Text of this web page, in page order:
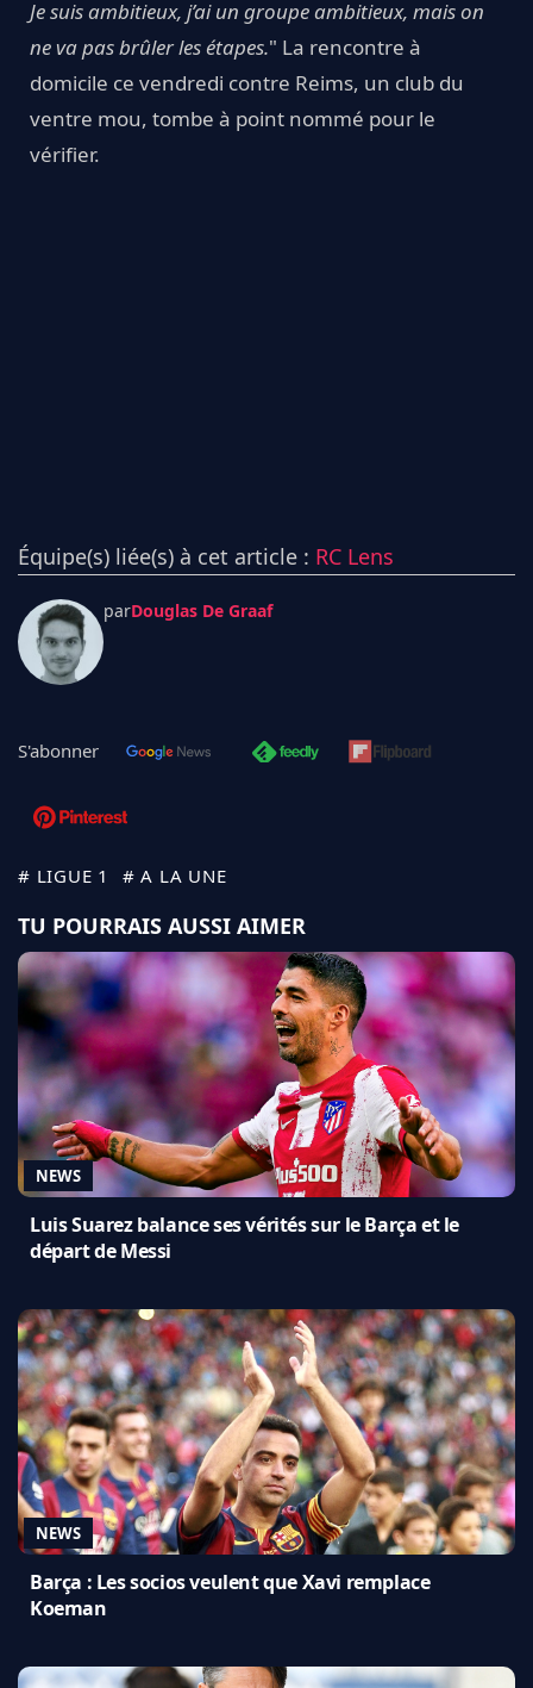
Je suis ambitieux, j’ai un groupe ambitieux, mais on
ne va pas brûler les étapes." La rencontre à
domicile ce vendredi contre Reims, un club du
ventre mou, tombe à point nommé pour le
vérifier.
Équipe(s) liée(s) à cet article : RC Lens
parDouglas De Graaf
S'abonner
# LIGUE 1 # A LA UNE
TU POURRAIS AUSSI AIMER
NEWS
Luis Suarez balance ses vérités sur le Barça et le
départ de Messi
NEWS
Barça : Les socios veulent que Xavi remplace
Koeman